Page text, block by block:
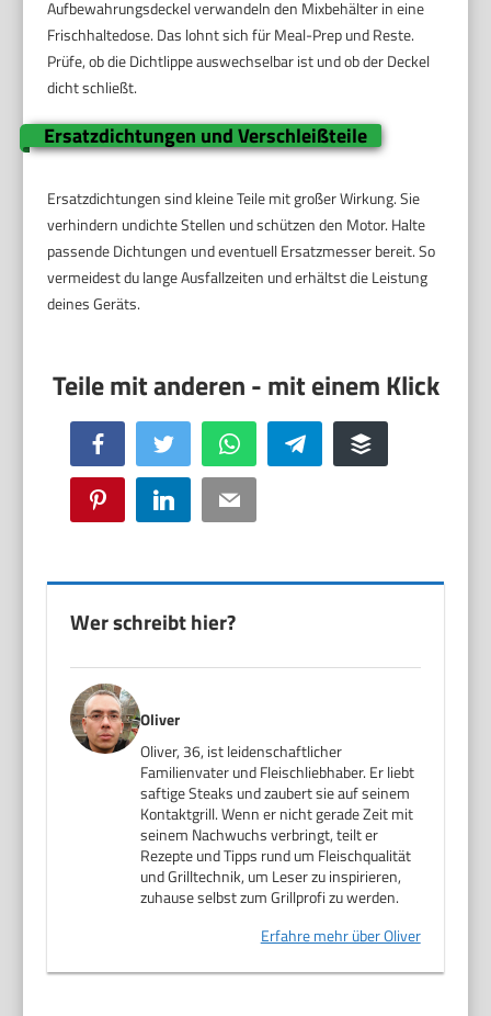
Aufbewahrungsdeckel verwandeln den Mixbehälter in eine
Frischhaltedose. Das lohnt sich für Meal-Prep und Reste.
Prüfe, ob die Dichtlippe auswechselbar ist und ob der Deckel
dicht schließt.
Ersatzdichtungen und Verschleißteile
Ersatzdichtungen sind kleine Teile mit großer Wirkung. Sie
verhindern undichte Stellen und schützen den Motor. Halte
passende Dichtungen und eventuell Ersatzmesser bereit. So
vermeidest du lange Ausfallzeiten und erhältst die Leistung
deines Geräts.
Facebook Twitter WhatsApp Telegram Buffer
Pinterest LinkedIn Email
Wer schreibt hier?
Oliver
Oliver, 36, ist leidenschaftlicher
Familienvater und Fleischliebhaber. Er liebt
saftige Steaks und zaubert sie auf seinem
Kontaktgrill. Wenn er nicht gerade Zeit mit
seinem Nachwuchs verbringt, teilt er
Rezepte und Tipps rund um Fleischqualität
und Grilltechnik, um Leser zu inspirieren,
zuhause selbst zum Grillprofi zu werden.
Erfahre mehr über Oliver